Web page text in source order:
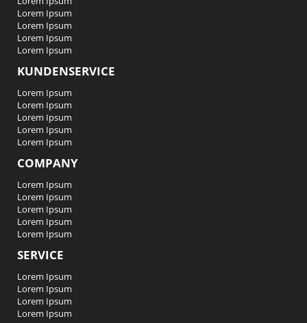
Lorem Ipsum
Lorem Ipsum
Lorem Ipsum
Lorem Ipsum
KUNDENSERVICE
Lorem Ipsum
Lorem Ipsum
Lorem Ipsum
Lorem Ipsum
Lorem Ipsum
COMPANY
Lorem Ipsum
Lorem Ipsum
Lorem Ipsum
Lorem Ipsum
Lorem Ipsum
SERVICE
Lorem Ipsum
Lorem Ipsum
Lorem Ipsum
Lorem Ipsum